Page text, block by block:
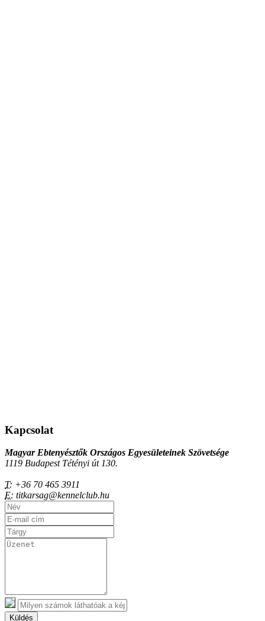
Kapcsolat
Magyar Ebtenyésztők Országos Egyesületeinek Szövetsége
1119 Budapest Tétényi út 130.
T: +36 70 465 3911
E: titkarsag@kennelclub.hu
Küldés